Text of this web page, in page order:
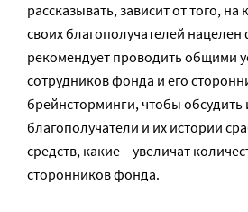
рассказывать, зависит от того, на
своих благополучателей нацелен
рекомендует проводить общими
сотрудников фонда и его
брейнсторминги, чтобы обсудить
благополучатели и их истории
средств, какие – увеличат
сторонников фонда.